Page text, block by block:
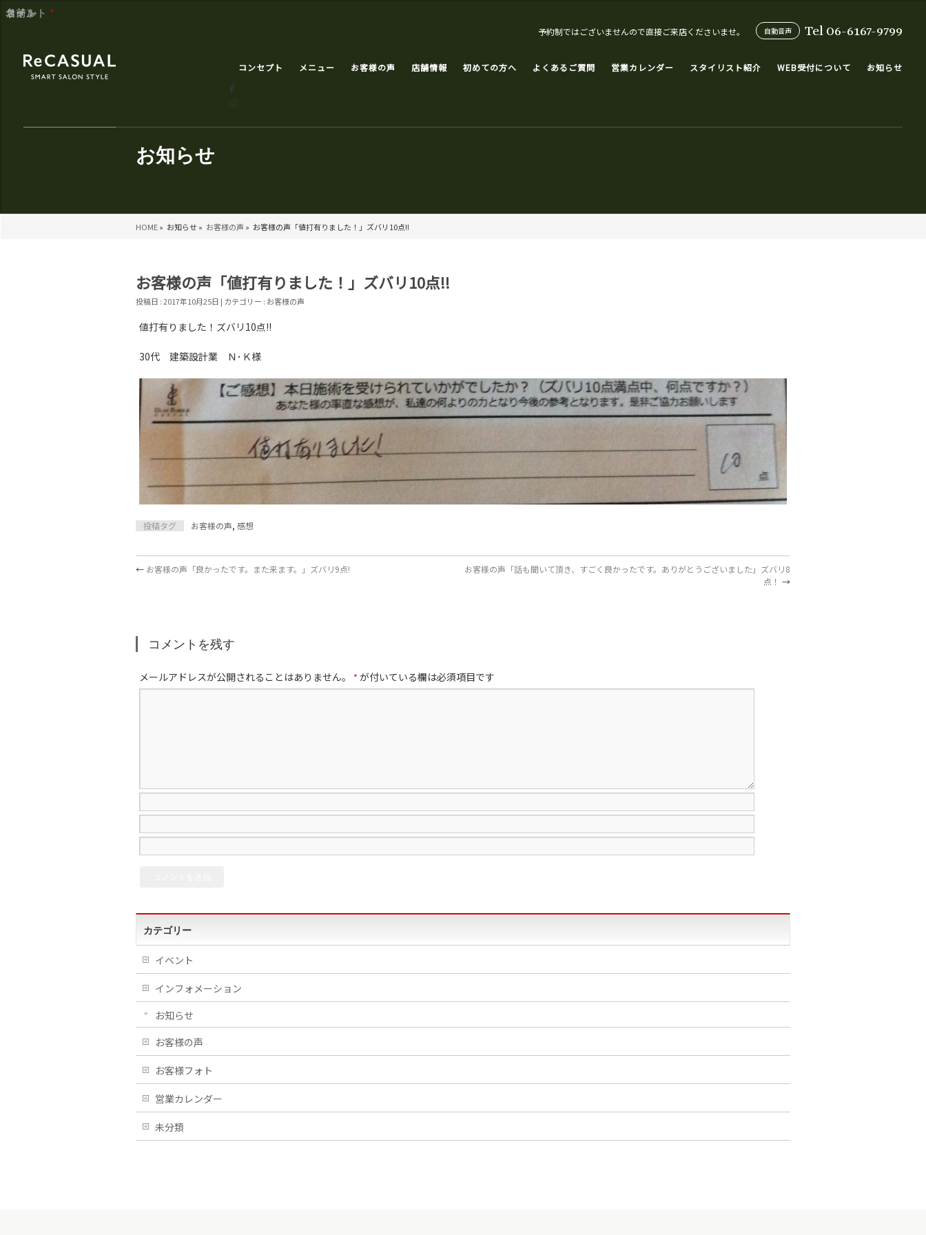
お知らせ
HOME» お知らせ » お客様の声 » お客様の声「値打有りました！」ズバリ10点!!
予約制ではございませんので直接ご来店くださいませ。 自動音声 Tel 06-6167-9799
コンセプト メニュー お客様の声 店舗情報 初めての方へ よくあるご質問 営業カレンダー スタイリスト紹介 WEB受付について お知らせ
お客様の声「値打有りました！」ズバリ10点!!
投稿日 : 2017年10月25日 | カテゴリー : お客様の声
値打有りました！ズバリ10点!!
30代 建築設計業 Ｎ･Ｋ様
投稿タグ お客様の声, 感想
← お客様の声「良かったです。また来ます。」ズバリ9点!
お客様の声「話も聞いて頂き、すごく良かったです。ありがとうございました」ズバリ8
点！ →
コメントを残す
メールアドレスが公開されることはありません。 * が付いている欄は必須項目です
コメント *
名前
メール
サイト
カテゴリー
イベント
インフォメーション
お知らせ
お客様の声
お客様フォト
営業カレンダー
未分類